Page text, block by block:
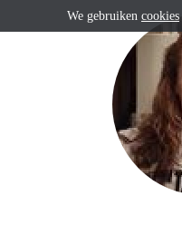
We gebruiken cookies